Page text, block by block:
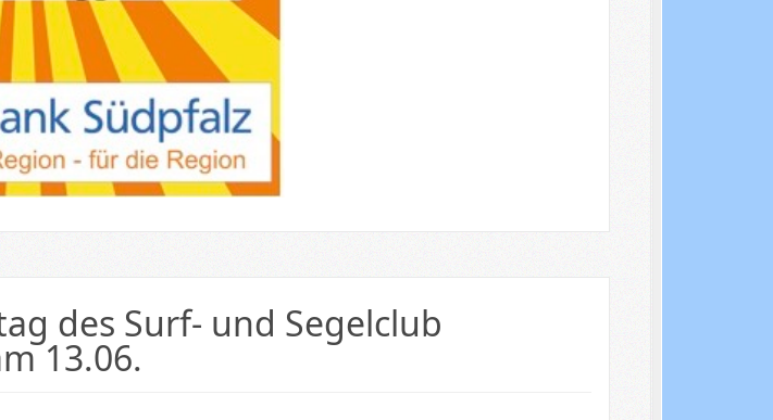
des Surf- und Segelclub
13.06.